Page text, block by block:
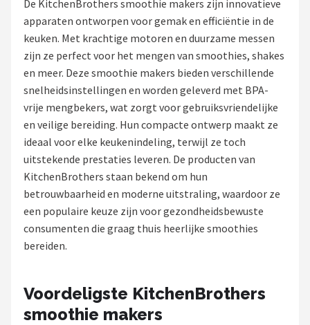
Keukenmachines
Staafmixers
Juicers
Shop
Kenwood
Moulinex
KitchenAid
Braun
De KitchenBrothers smoothie makers zijn innovatieve
apparaten ontworpen voor gemak en efficiëntie in de
keuken. Met krachtige motoren en duurzame messen
zijn ze perfect voor het mengen van smoothies, shakes
en meer. Deze smoothie makers bieden verschillende
snelheidsinstellingen en worden geleverd met BPA-
vrije mengbekers, wat zorgt voor gebruiksvriendelijke
en veilige bereiding. Hun compacte ontwerp maakt ze
ideaal voor elke keukenindeling, terwijl ze toch
uitstekende prestaties leveren. De producten van
KitchenBrothers staan bekend om hun
betrouwbaarheid en moderne uitstraling, waardoor ze
een populaire keuze zijn voor gezondheidsbewuste
consumenten die graag thuis heerlijke smoothies
bereiden.
Voordeligste KitchenBrothers
smoothie makers